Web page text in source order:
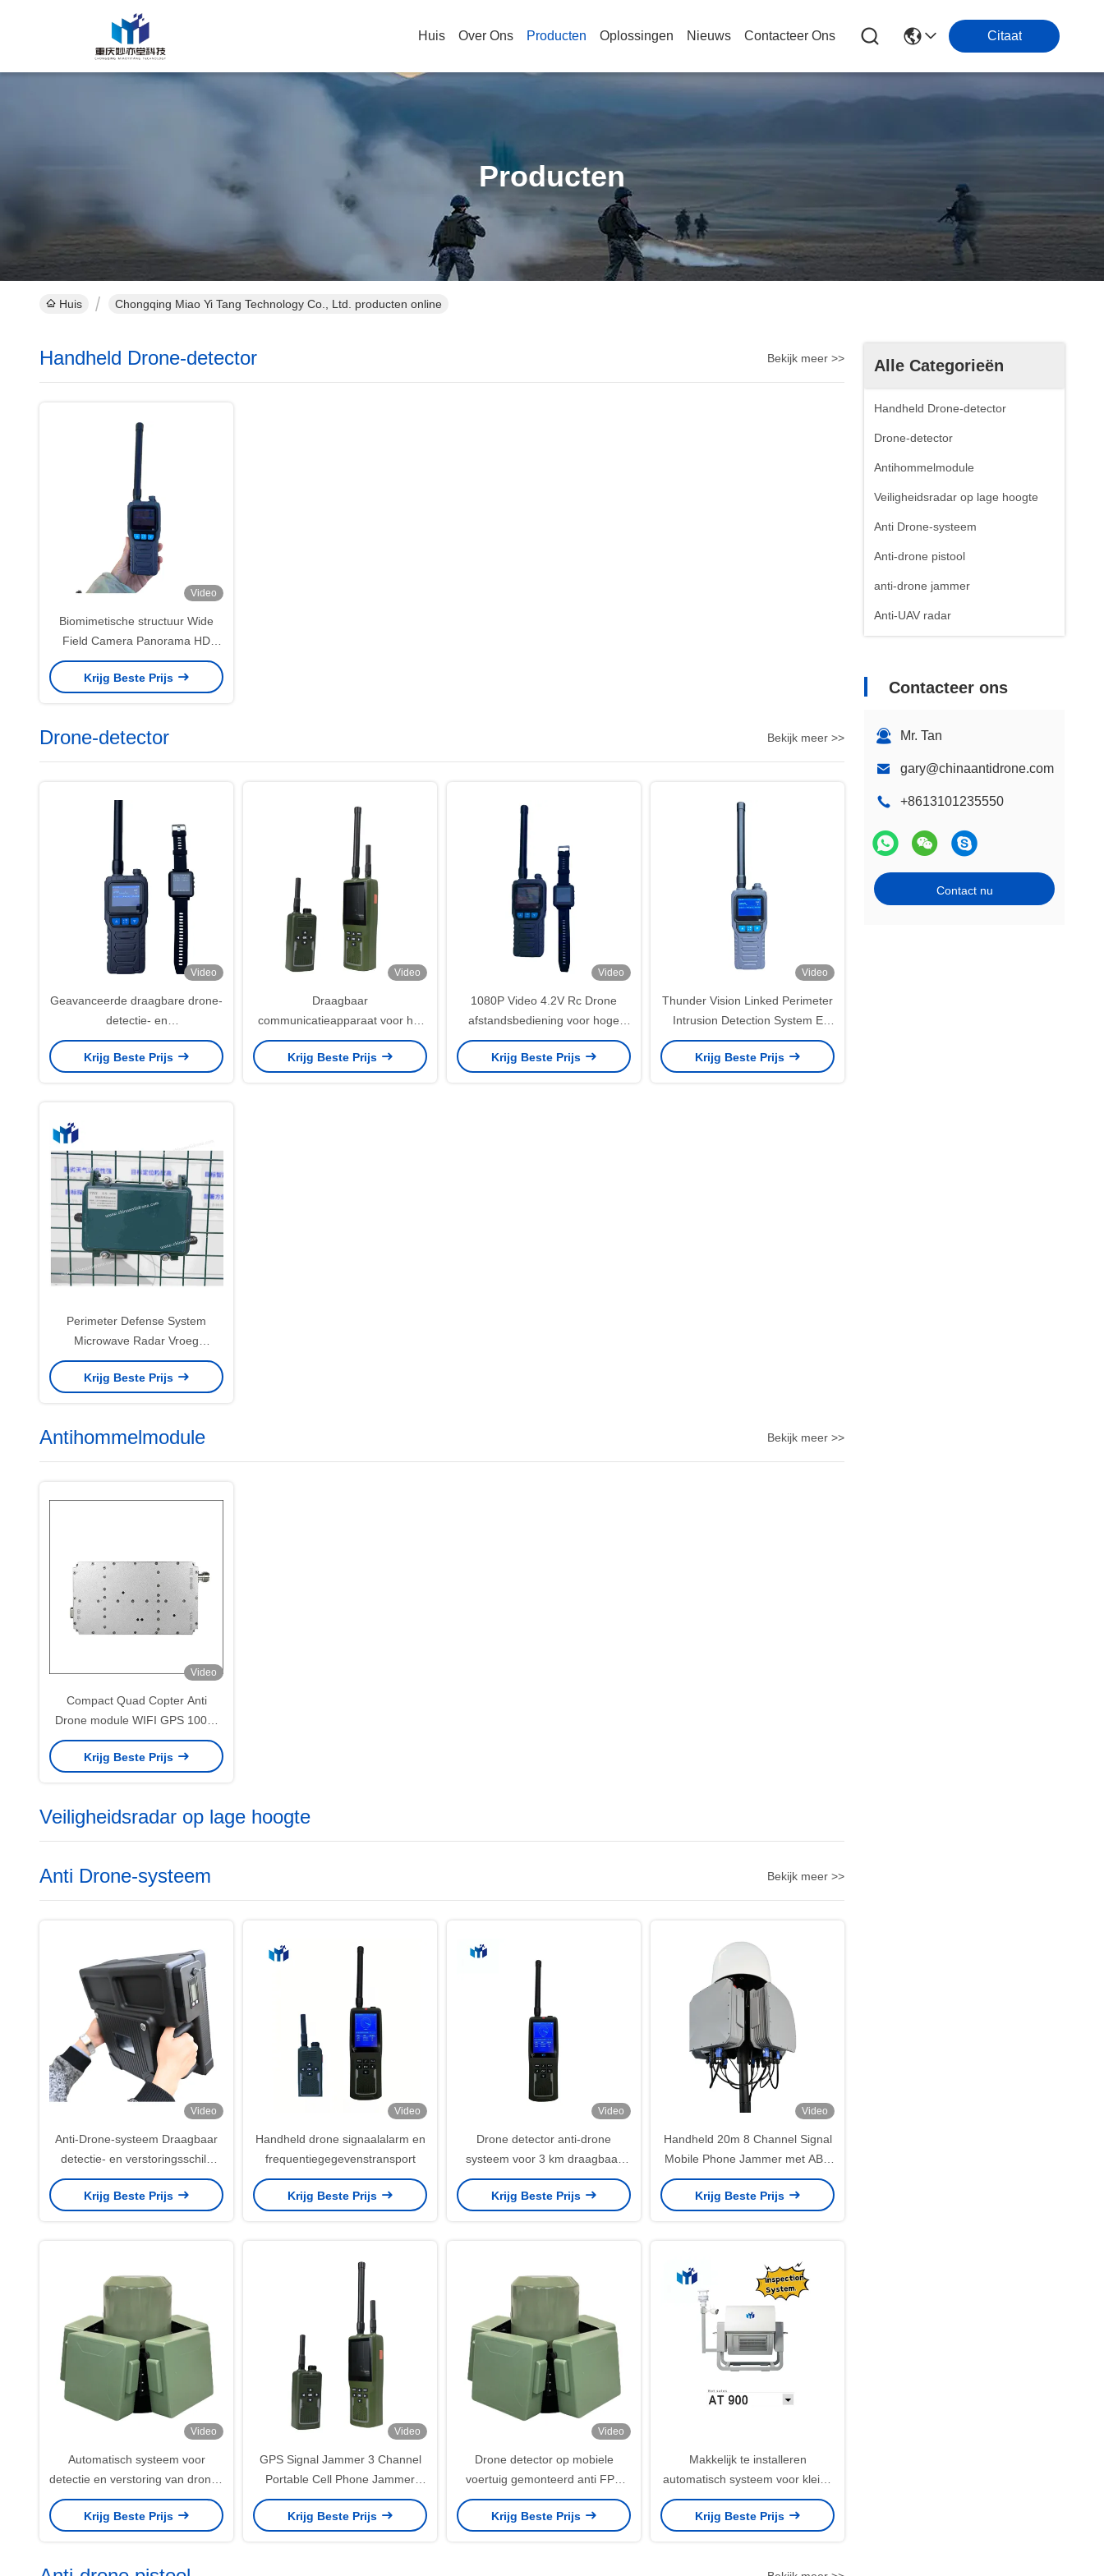
Huis Over Ons Producten Oplossingen Nieuws Contacteer Ons Citaat
Producten
Huis Chongqing Miao Yi Tang Technology Co., Ltd. producten online
Alle Categorieën
Handheld Drone-detector
Drone-detector
Antihommelmodule
Veiligheidsradar op lage hoogte
Anti Drone-systeem
Anti-drone pistool
anti-drone jammer
Anti-UAV radar
Contacteer ons
Mr. Tan
gary@chinaantidrone.com
+8613101235550
Contact nu
Handheld Drone-detector Bekijk meer >>
Video
Biomimetische structuur Wide
Field Camera Panorama HD
realtime OMAT W70 W50
Krijg Beste Prijs
Drone-detector Bekijk meer >>
Video
Geavanceerde draagbare drone-
detectie- en
polsbandinformatieterminal met
spectrumsensortechnologie
Krijg Beste Prijs
Video
Draagbaar
communicatieapparaat voor het
detecteren van drones met
geluidslicht- en trillingsalarm voor
Krijg Beste Prijs
Video
1080P Video 4.2V Rc Drone
afstandsbediening voor hoge
snelheid Drone 8 Core CPU
Stream Lage stroomverbruik
Krijg Beste Prijs
Video
Thunder Vision Linked Perimeter
Intrusion Detection System E
bom
Krijg Beste Prijs
Perimeter Defense System
Microwave Radar Vroeg
waarschuwingssysteem hek
Vibration Detection System
Krijg Beste Prijs
Antihommelmodule Bekijk meer >>
Video
Compact Quad Copter Anti
Drone module WIFI GPS 100W
Signal Jammer module
Krijg Beste Prijs
Veiligheidsradar op lage hoogte
Anti Drone-systeem Bekijk meer >>
Video
Anti-Drone-systeem Draagbaar
detectie- en verstoringsschild
voor drones voor militaire en
overheidstoepassingen
Krijg Beste Prijs
Video
Handheld drone signaalalarm en
frequentiegegevenstransport
Krijg Beste Prijs
Video
Drone detector anti-drone
systeem voor 3 km draagbaar
alarm en frequentiedetectie
Krijg Beste Prijs
Video
Handheld 20m 8 Channel Signal
Mobile Phone Jammer met ABS
Shell HMJ8-2
Krijg Beste Prijs
Video
Automatisch systeem voor
detectie en verstoring van drones
met hoge kracht
Krijg Beste Prijs
Video
GPS Signal Jammer 3 Channel
Portable Cell Phone Jammer
Fabrikanten Leveranciers
Groothandel Fabriek op voorraad
Krijg Beste Prijs
Video
Drone detector op mobiele
voertuig gemonteerd anti FPV
UAV automatisch apparaat
Krijg Beste Prijs
Makkelijk te installeren
automatisch systeem voor kleine
UAV's met aanpasbare
vliegpaden en autonome
Krijg Beste Prijs